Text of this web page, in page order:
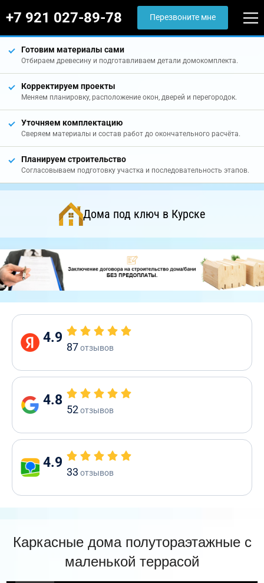
+7 921 027-89-78 Перезвоните мне
Готовим материалы сами
Отбираем древесину и подготавливаем детали домокомплекта.
Корректируем проекты
Меняем планировку, расположение окон, дверей и перегородок.
Уточняем комплектацию
Сверяем материалы и состав работ до окончательного расчёта.
Планируем строительство
Согласовываем подготовку участка и последовательность этапов.
Дома под ключ в Курске
4.9
87отзывов
4.8
52отзывов
4.9
33 отзывов
Каркасные дома полутораэтажные с
маленькой террасой